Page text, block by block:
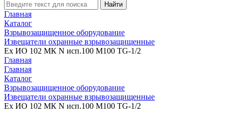
Найти
Главная
Каталог
Взрывозащищенное оборудование
Извещатели охранные взрывозащищенные
Ex ИО 102 МК N исп.100 М100 TG-1/2
Главная
Главная
Каталог
Взрывозащищенное оборудование
Извещатели охранные взрывозащищенные
Ex ИО 102 МК N исп.100 М100 TG-1/2